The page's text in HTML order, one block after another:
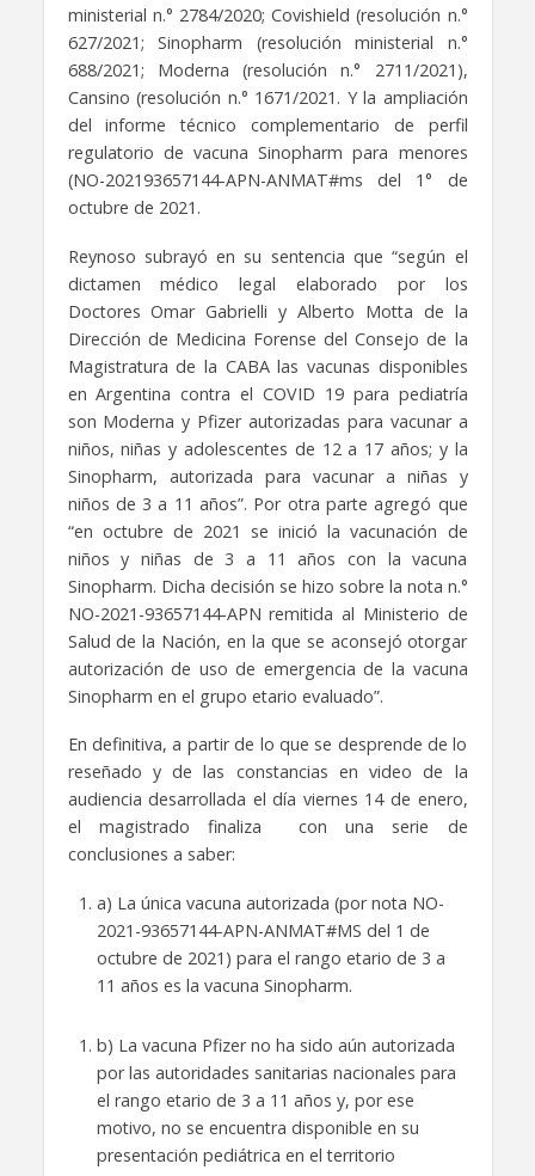
ministerial n.° 2784/2020; Covishield (resolución n.°
627/2021; Sinopharm (resolución ministerial n.°
688/2021; Moderna (resolución n.° 2711/2021),
Cansino (resolución n.° 1671/2021. Y la ampliación
del informe técnico complementario de perfil
regulatorio de vacuna Sinopharm para menores
(NO-202193657144-APN-ANMAT#ms del 1° de
octubre de 2021.
Reynoso subrayó en su sentencia que “según el
dictamen médico legal elaborado por los
Doctores Omar Gabrielli y Alberto Motta de la
Dirección de Medicina Forense del Consejo de la
Magistratura de la CABA las vacunas disponibles
en Argentina contra el COVID 19 para pediatría
son Moderna y Pfizer autorizadas para vacunar a
niños, niñas y adolescentes de 12 a 17 años; y la
Sinopharm, autorizada para vacunar a niñas y
niños de 3 a 11 años”. Por otra parte agregó que
“en octubre de 2021 se inició la vacunación de
niños y niñas de 3 a 11 años con la vacuna
Sinopharm. Dicha decisión se hizo sobre la nota n.°
NO-2021-93657144-APN remitida al Ministerio de
Salud de la Nación, en la que se aconsejó otorgar
autorización de uso de emergencia de la vacuna
Sinopharm en el grupo etario evaluado”.
En definitiva, a partir de lo que se desprende de lo
reseñado y de las constancias en video de la
audiencia desarrollada el día viernes 14 de enero,
el magistrado finaliza con una serie de
conclusiones a saber:
a) La única vacuna autorizada (por nota NO-
2021-93657144-APN-ANMAT#MS del 1 de
octubre de 2021) para el rango etario de 3 a
11 años es la vacuna Sinopharm.
b) La vacuna Pfizer no ha sido aún autorizada
por las autoridades sanitarias nacionales para
el rango etario de 3 a 11 años y, por ese
motivo, no se encuentra disponible en su
presentación pediátrica en el territorio